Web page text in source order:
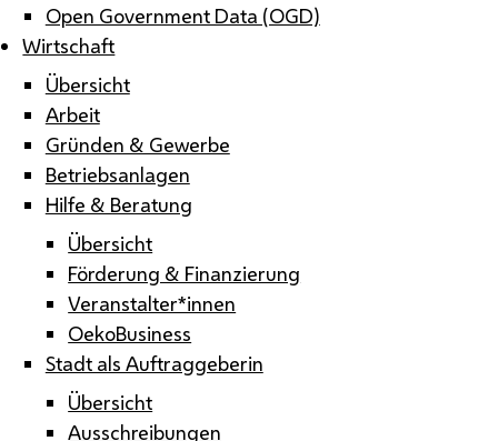
Open Government Data (OGD)
Wirtschaft
Übersicht
Arbeit
Gründen & Gewerbe
Betriebsanlagen
Hilfe & Beratung
Übersicht
Förderung & Finanzierung
Veranstalter*innen
OekoBusiness
Stadt als Auftraggeberin
Übersicht
Ausschreibungen